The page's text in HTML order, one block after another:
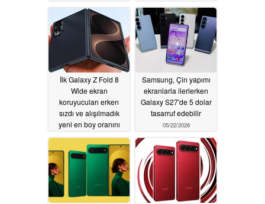
günden alıyor 05/30/2026 05/25/2026
İlk Galaxy Z Fold 8
Wide ekran
koruyucuları erken
sızdı ve alışılmadık
yeni en boy oranını
05/24/2026
Samsung, Çin yapımı
ekranlarla ilerlerken
Galaxy S27'de 5 dolar
tasarruf edebilir
05/22/2026